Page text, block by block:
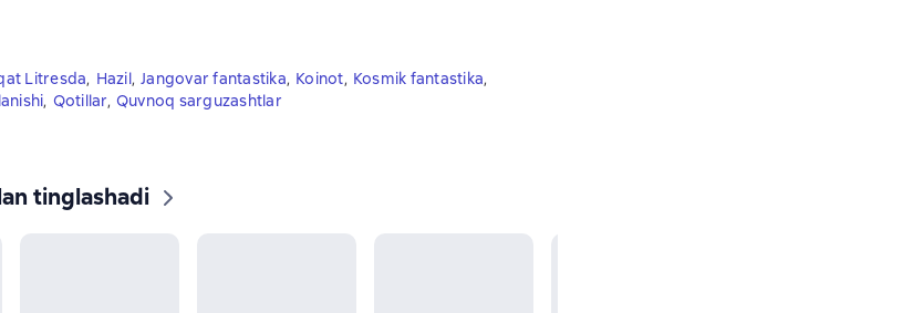
Litresda, Hazil, Jangovar fantastika, Koinot, Kosmik fantastika,
, Qotillar, Quvnoq sarguzashtlar
tinglashadi